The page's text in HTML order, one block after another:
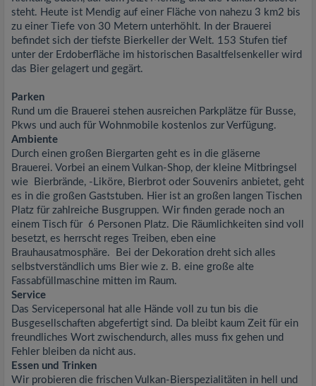
steht. Heute ist Mendig auf einer Fläche von nahezu 3 km2 bis
zu einer Tiefe von 30 Metern unterhöhlt. In der Brauerei
befindet sich der tiefste Bierkeller der Welt. 153 Stufen tief
unter der Erdoberfläche im historischen Basaltfelsenkeller wird
das Bier gelagert und gegärt.
Parken
Rund um die Brauerei stehen ausreichen Parkplätze für Busse,
Pkws und auch für Wohnmobile kostenlos zur Verfügung.
Ambiente
Durch einen großen Biergarten geht es in die gläserne
Brauerei. Vorbei an einem Vulkan-Shop, der kleine Mitbringsel
wie Bierbrände, -Liköre, Bierbrot oder Souvenirs anbietet, geht
es in die großen Gaststuben. Hier ist an großen langen Tischen
Platz für zahlreiche Busgruppen. Wir finden gerade noch an
einem Tisch für 6 Personen Platz. Die Räumlichkeiten sind voll
besetzt, es herrscht reges Treiben, eben eine
Brauhausatmosphäre. Bei der Dekoration dreht sich alles
selbstverständlich ums Bier wie z. B. eine große alte
Fassabfüllmaschine mitten im Raum.
Service
Das Servicepersonal hat alle Hände voll zu tun bis die
Busgesellschaften abgefertigt sind. Da bleibt kaum Zeit für ein
freundliches Wort zwischendurch, alles muss fix gehen und
Fehler bleiben da nicht aus.
Essen und Trinken
Wir probieren die frischen Vulkan-Bierspezialitäten in hell und